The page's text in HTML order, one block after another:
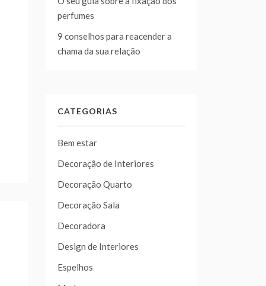
perfumes
9 conselhos para reacender a
chama da sua relação
CATEGORIAS
Bem estar
Decoração de Interiores
Decoração Quarto
Decoração Sala
Decoradora
Design de Interiores
Espelhos